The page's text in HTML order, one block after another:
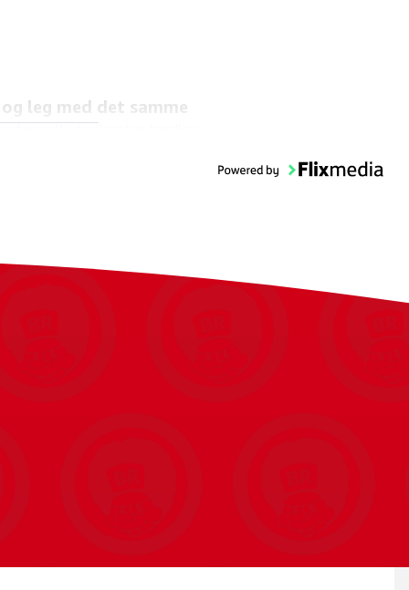
leg med det samme
midt i den kreative handling